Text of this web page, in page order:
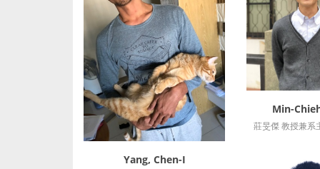
詳細
Min-
莊旻傑 教授兼系
詳細資訊
Yang, Chen-I